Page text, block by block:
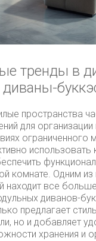
тренды в
пространства
для организации
комнате. Одним из
находит все
диванов-
предлагает
но и добавляет
хранения и